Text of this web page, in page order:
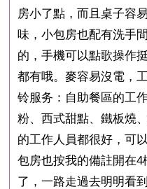
房小了點，而且桌子容
味，小包房也配有洗手
的，手機可以點歌操作
都有哦。麥容易沒電，
铃服务：自助餐區的工
粉、西式甜點、鐵板燒
的工作人員都很好，可
包房也按我的備註開在
了，一路走過去明明看